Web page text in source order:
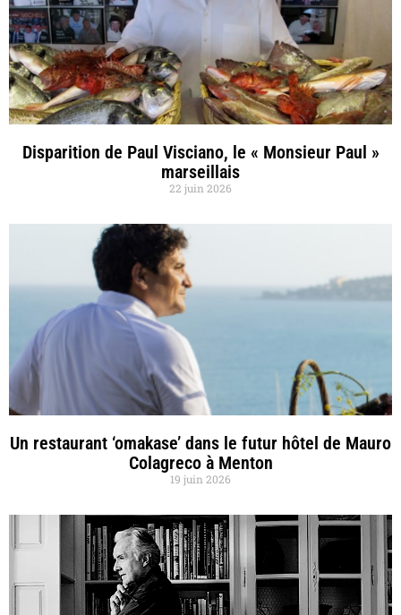
Disparition de Paul Visciano, le « Monsieur Paul »
marseillais
22 juin 2026
Un restaurant ‘omakase’ dans le futur hôtel de Mauro
Colagreco à Menton
19 juin 2026